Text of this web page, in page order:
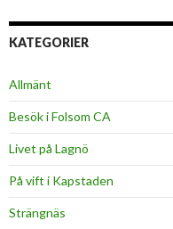
KATEGORIER
Allmänt
Besök i Folsom CA
Livet på Lagnö
På vift i Kapstaden
Strängnäs